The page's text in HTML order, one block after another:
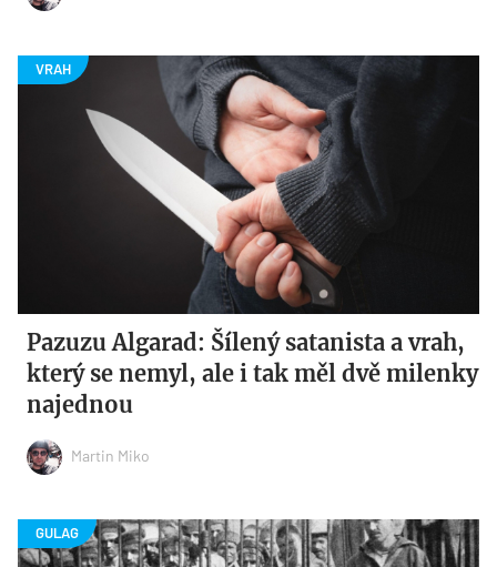
Pazuzu Algarad: Šílený satanista a vrah,
který se nemyl, ale i tak měl dvě milenky
najednou
Martin Miko